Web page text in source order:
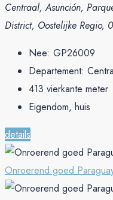
Centraal, Asunción,
District, Oostelijke
Nee: GP26009
Departement:
413 vierkante meter
Eigendom, huis
details
Onroerend goed